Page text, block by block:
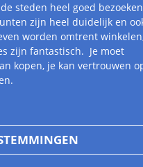
steden heel goed
zijn heel duidelijk en
worden omtrent
zijn fantastisch. Je moet
kopen, je kan vertrouwen